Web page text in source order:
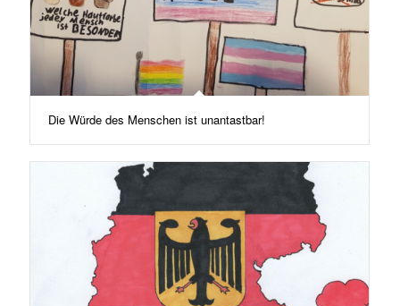
Die Würde des Menschen ist unantastbar!